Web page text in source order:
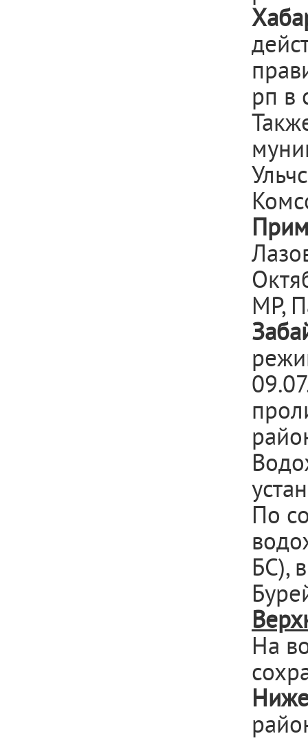
рп в
МР,
По
БС),
На